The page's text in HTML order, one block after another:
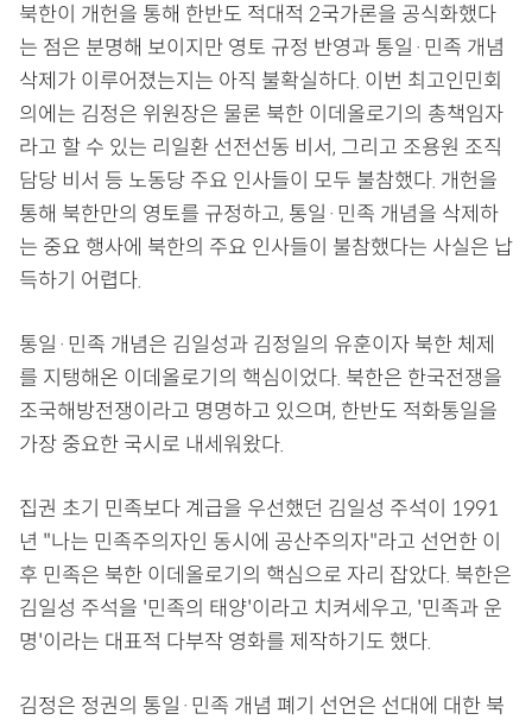
북한이 개헌을 통해 한반도 적대적 2국가론을 공식화했다
는 점은 분명해 보이지만 영토 규정 반영과 통일·민족 개념
삭제가 이루어졌는지는 아직 불확실하다. 이번 최고인민회
의에는 김정은 위원장은 물론 북한 이데올로기의 총책임자
라고 할 수 있는 리일환 선전선동 비서, 그리고 조용원 조직
담당 비서 등 노동당 주요 인사들이 모두 불참했다. 개헌을
통해 북한만의 영토를 규정하고, 통일·민족 개념을 삭제하
는 중요 행사에 북한의 주요 인사들이 불참했다는 사실은 납
득하기 어렵다.
통일·민족 개념은 김일성과 김정일의 유훈이자 북한 체제
를 지탱해온 이데올로기의 핵심이었다. 북한은 한국전쟁을
조국해방전쟁이라고 명명하고 있으며, 한반도 적화통일을
가장 중요한 국시로 내세워왔다.
집권 초기 민족보다 계급을 우선했던 김일성 주석이 1991
년 "나는 민족주의자인 동시에 공산주의자"라고 선언한 이
후 민족은 북한 이데올로기의 핵심으로 자리 잡았다. 북한은
김일성 주석을 '민족의 태양'이라고 치켜세우고, '민족과 운
명'이라는 대표적 다부작 영화를 제작하기도 했다.
김정은 정권의 통일·민족 개념 폐기 선언은 선대에 대한 북